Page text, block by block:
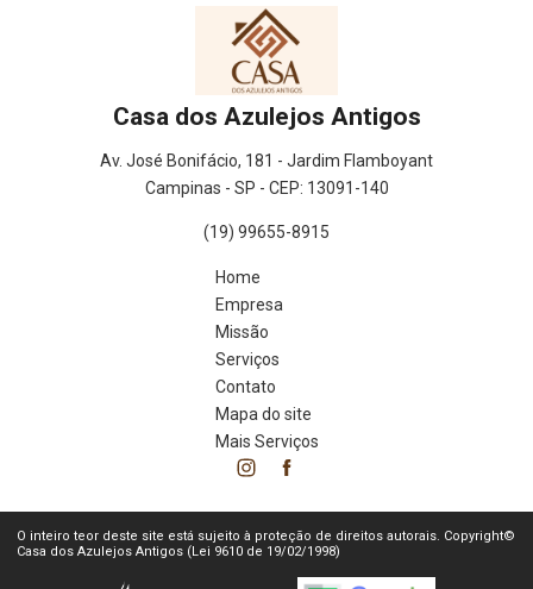
Casa dos Azulejos Antigos
Av. José Bonifácio, 181 - Jardim Flamboyant
Campinas - SP - CEP: 13091-140
(19) 99655-8915
Home
Empresa
Missão
Serviços
Contato
Mapa do site
Mais Serviços
O inteiro teor deste site está sujeito à proteção de direitos autorais. Copyright©
Casa dos Azulejos Antigos (Lei 9610 de 19/02/1998)